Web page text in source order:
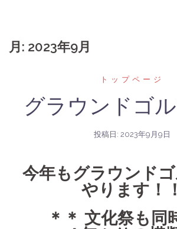
月: 2023年9月
トップページ
グラウンドゴ
投稿日: 2023年9月9日
今年もグラウンド
やります！！
＊＊ 文化祭も同